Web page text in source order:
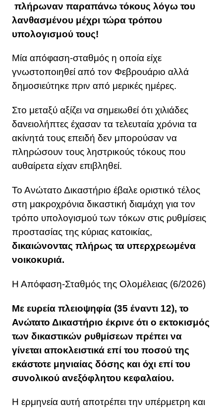
πλήρωναν παραπάνω τόκους λόγω του
λανθασμένου μέχρι τώρα τρόπου
υπολογισμού τους!
Mία απόφαση-σταθμός η οποία είχε
γνωστοποιηθεί από τον Φεβρουάριο αλλά
δημοσιεύτηκε πριν από μερικές ημέρες.
Στο μεταξύ αξίζει να σημειωθεί ότι χιλιάδες
δανειολήπτες έχασαν τα τελευταία χρόνια τα
ακίνητά τους επειδή δεν μπορούσαν να
πληρώσουν τους ληστρικούς τόκους που
αυθαίρετα είχαν επιβληθεί.
Το Ανώτατο Δικαστήριο έβαλε οριστικό τέλος
στη μακροχρόνια δικαστική διαμάχη για τον
τρόπο υπολογισμού των τόκων στις ρυθμίσεις
προστασίας της κύριας κατοικίας,
δικαιώνοντας πλήρως τα υπερχρεωμένα
νοικοκυριά.
Η Απόφαση-Σταθμός της Ολομέλειας (6/2026)
Με ευρεία πλειοψηφία (35 έναντι 12), το
Ανώτατο Δικαστήριο έκρινε ότι ο εκτοκισμός
των δικαστικών ρυθμίσεων πρέπει να
γίνεται αποκλειστικά επί του ποσού της
εκάστοτε μηνιαίας δόσης και όχι επί του
συνολικού ανεξόφλητου κεφαλαίου.
Η ερμηνεία αυτή αποτρέπει την υπέρμετρη και